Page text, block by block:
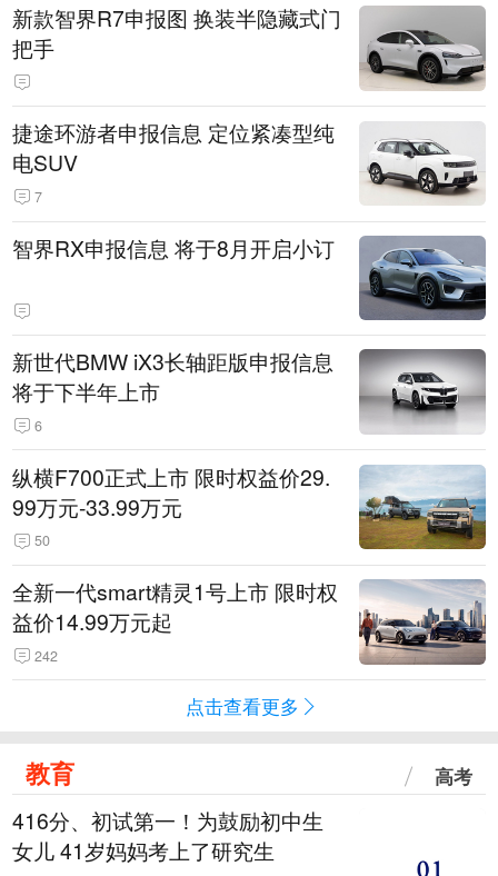
新款智界R7申报图 换装半隐藏式门
把手
捷途环游者申报信息 定位紧凑型纯
电SUV
7
智界RX申报信息 将于8月开启小订
新世代BMW iX3长轴距版申报信息
将于下半年上市
6
纵横F700正式上市 限时权益价29.
99万元-33.99万元
50
全新一代smart精灵1号上市 限时权
益价14.99万元起
242
点击查看更多
教育 高考
416分、初试第一！为鼓励初中生
女儿 41岁妈妈考上了研究生